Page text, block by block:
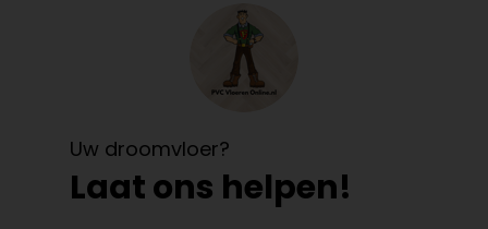
Uw droomvloer?
Laat ons helpen!